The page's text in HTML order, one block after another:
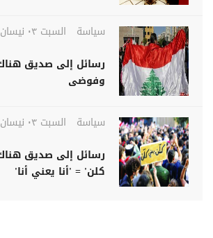
سياسة
السبت ٠٣ نيسان ٢٠٢١
وفوضى
سياسة
السبت ٠٣ نيسان ٢٠٢١
كلن' = 'أنا يعني أنا'